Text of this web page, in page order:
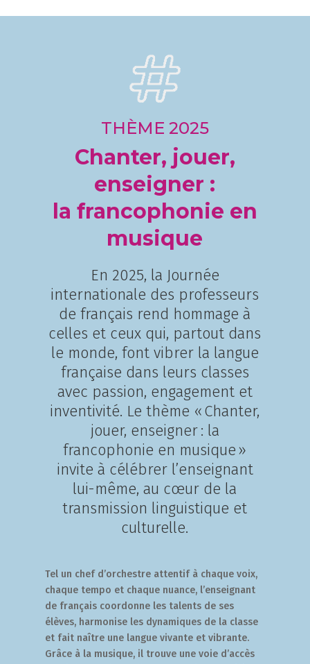
THÈME 2025
Chanter, jouer,
enseigner :
la francophonie en
musique
En 2025, la Journée
internationale des professeurs
de français rend hommage à
celles et ceux qui, partout dans
le monde, font vibrer la langue
française dans leurs classes
avec passion, engagement et
inventivité. Le thème « Chanter,
jouer, enseigner : la
francophonie en musique »
invite à célébrer l’enseignant
lui-même, au cœur de la
transmission linguistique et
culturelle.
Tel un chef d’orchestre attentif à chaque voix,
chaque tempo et chaque nuance, l’enseignant
de français coordonne les talents de ses
élèves, harmonise les dynamiques de la classe
et fait naître une langue vivante et vibrante.
Grâce à la musique, il trouve une voie d’accès